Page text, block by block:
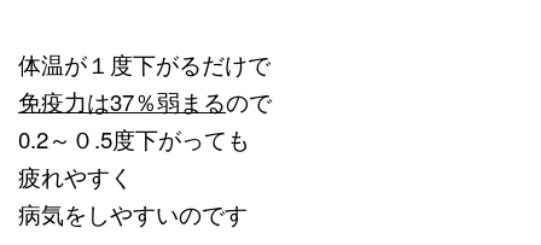
体温が１度下がるだけで
免疫力は37％弱まるので
0.2～０.5度下がっても
疲れやすく
病気をしやすいのです